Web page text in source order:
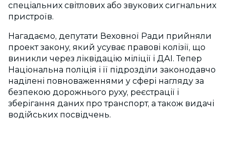
спеціальних світлових або звукових сигнальних
пристроїв.
Нагадаємо, депутати Веховної Ради прийняли
проект закону, який усуває правові колізії, що
виникли через ліквідацію міліції і ДАІ. Тепер
Національна поліція і її підрозділи законодавчо
наділені повноваженнями у сфері нагляду за
безпекою дорожнього руху, реєстрації і
зберігання даних про транспорт, а також видачі
водійських посвідчень.